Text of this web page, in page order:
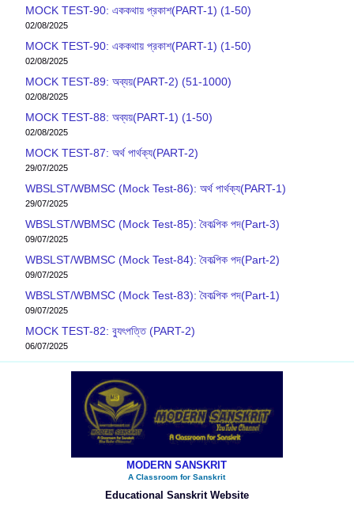
MOCK TEST-90: এককথায় প্রকাশ(PART-1) (1-50)
02/08/2025
MOCK TEST-90: এককথায় প্রকাশ(PART-1) (1-50)
02/08/2025
MOCK TEST-89: অব্যয়(PART-2) (51-1000)
02/08/2025
MOCK TEST-88: অব্যয়(PART-1) (1-50)
02/08/2025
MOCK TEST-87: অর্থ পার্থক্য(PART-2)
29/07/2025
WBSLST/WBMSC (Mock Test-86): অর্থ পার্থক্য(PART-1)
29/07/2025
WBSLST/WBMSC (Mock Test-85): বৈকল্পিক পদ(Part-3)
09/07/2025
WBSLST/WBMSC (Mock Test-84): বৈকল্পিক পদ(Part-2)
09/07/2025
WBSLST/WBMSC (Mock Test-83): বৈকল্পিক পদ(Part-1)
09/07/2025
MOCK TEST-82: ব‍্যুৎপত্তি (PART-2)
06/07/2025
MODERN SANSKRIT
A Classroom for Sanskrit
Educational Sanskrit Website